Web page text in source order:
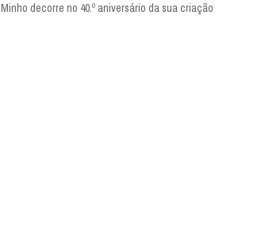
Minho decorre no 40.º aniversário da sua criação